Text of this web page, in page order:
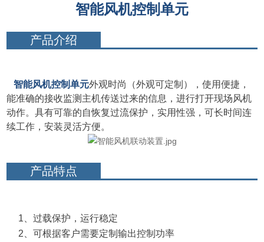
智能风机控制单元
产品介绍
智能风机控制单元外观时尚（外观可定制），使用便捷，
能准确的接收监测主机传送过来的信息，进行打开现场风机
动作。具有可靠的自恢复过流保护，实用性强，可长时间连
续工作，安装灵活方便。
产品特点
1、过载保护，运行稳定
2、可根据客户需要定制输出控制功率